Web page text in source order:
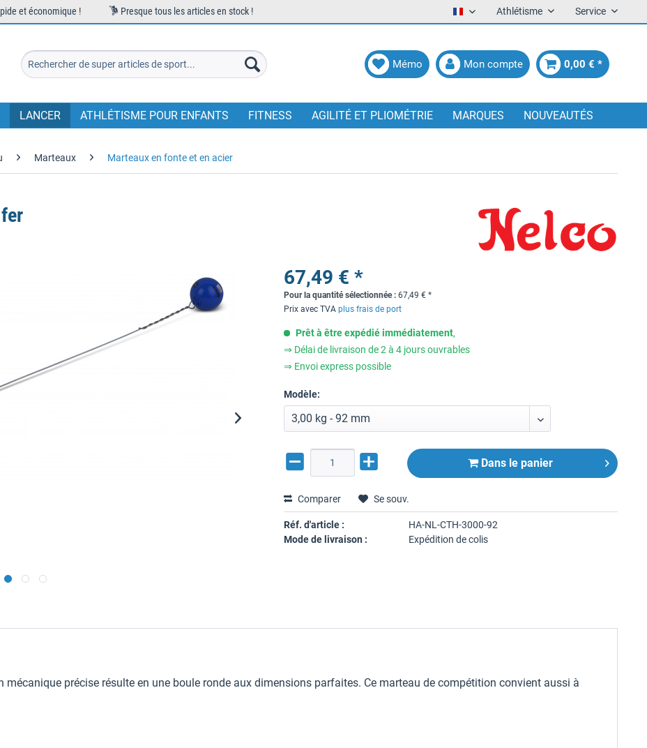
et économique ! Presque tous les articles en stock ! FrancaisAthlétisme Service
Mémo Mon compte 0,00 € *
LANCER ATHLÉTISME POUR ENFANTS FITNESS AGILITÉ ET PLIOMÉTRIE MARQUES NOUVEAUTÉS
Marteaux Marteaux en fonte et en acier
67,49 € *
Pour la quantité sélectionnée :67,49 € *
Prix avec TVAplus frais de port
Prêt à être expédié immédiatement,
⇒ Délai de livraison de 2 à 4 jours ouvrables
⇒ Envoi express possible
Modèle:
Dans le panier
Comparer Se souv.
Réf. d'article :
HA-NL-CTH-3000-92
Mode de livraison :
Expédition de colis
précise résulte en une boule ronde aux dimensions parfaites. Ce marteau de compétition convient aussi à